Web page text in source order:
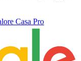
Casa Pro